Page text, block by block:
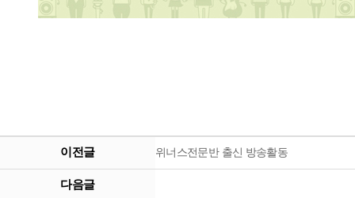
이전글 위너스전문반 출신 방송활동
다음글